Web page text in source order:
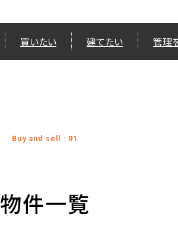
買いたい 建てたい 管理
Buy and sell : 01
物件一覧